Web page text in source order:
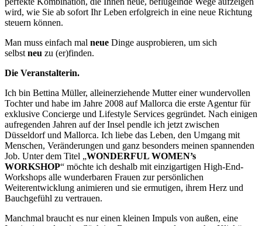
wird, wie Sie ab sofort Ihr Leben erfolgreich in eine neue Richtung
steuern können.
Man muss einfach mal neue Dinge ausprobieren, um sich
selbst neu zu (er)finden.
Die Veranstalterin.
Ich bin Bettina Müller, alleinerziehende Mutter einer wundervollen
Tochter und habe im Jahre 2008 auf Mallorca die erste Agentur für
exklusive Concierge und Lifestyle Services gegründet. Nach einigen
aufregenden Jahren auf der Insel pendle ich jetzt zwischen
Düsseldorf und Mallorca. Ich liebe das Leben, den Umgang mit
Menschen, Veränderungen und ganz besonders meinen spannenden
Job. Unter dem Titel „WONDERFUL WOMEN’s
WORKSHOP“ möchte ich deshalb mit einzigartigen High-End-
Workshops alle wunderbaren Frauen zur persönlichen
Weiterentwicklung animieren und sie ermutigen, ihrem Herz und
Bauchgefühl zu vertrauen.
Manchmal braucht es nur einen kleinen Impuls von außen, eine